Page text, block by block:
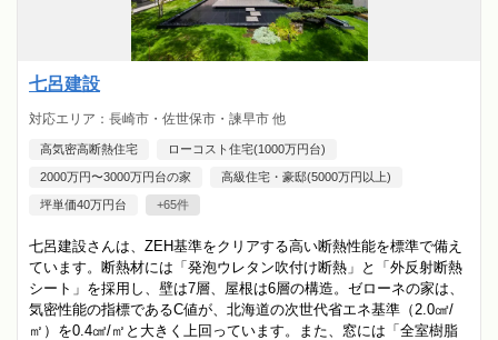
七呂建設
対応エリア：長崎市・佐世保市・諫早市 他
高気密高断熱住宅 ローコスト住宅(1000万円台)
2000万円〜3000万円台の家 高級住宅・豪邸(5000万円以上)
坪単価40万円台 +65件
七呂建設さんは、ZEH基準をクリアする高い断熱性能を標準で備え
ています。断熱材には「発泡ウレタン吹付け断熱」と「外反射断熱
シート」を採用し、壁は7層、屋根は6層の構造。ゼローネの家は、
気密性能の指標であるC値が、北海道の次世代省エネ基準（2.0㎠/
㎡）を0.4㎠/㎡と大きく上回っています。また、窓には「全室樹脂